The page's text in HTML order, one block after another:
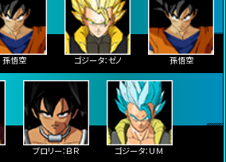
孫悟空 ゴジータ：ゼノ 孫悟空
ブロリー：ＢＲ ゴジータ：ＵＭ